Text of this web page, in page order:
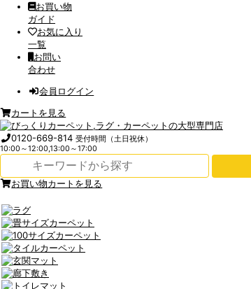
お買い物
ガイド
お気に入り
一覧
お問い
合わせ
会員ログイン
カートを見る
0120-669-814受付時間（土日祝休）
10:00～12:00,13:00～17:00
お買い物カートを見る